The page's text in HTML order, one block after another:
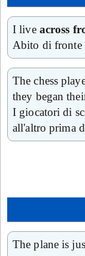
I live across
Abito di fronte
The chess
they began
I giocatori di
all'altro prima
The plane is